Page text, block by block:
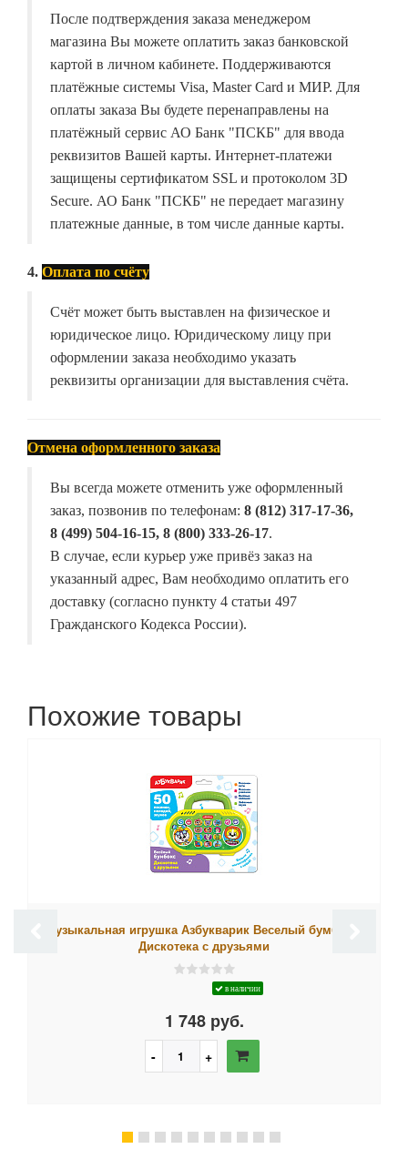
После подтверждения заказа менеджером
магазина Вы можете оплатить заказ банковской
картой в личном кабинете. Поддерживаются
платёжные системы Visa, Master Card и МИР. Для
оплаты заказа Вы будете перенаправлены на
платёжный сервис АО Банк "ПСКБ" для ввода
реквизитов Вашей карты. Интернет-платежи
защищены сертификатом SSL и протоколом 3D
Secure. АО Банк "ПСКБ" не передает магазину
платежные данные, в том числе данные карты.
4. Оплата по счёту
Счёт может быть выставлен на физическое и
юридическое лицо. Юридическому лицу при
оформлении заказа необходимо указать
реквизиты организации для выставления счёта.
Отмена оформленного заказа
Вы всегда можете отменить уже оформленный
заказ, позвонив по телефонам: 8 (812) 317-17-36,
8 (499) 504-16-15, 8 (800) 333-26-17.
В случае, если курьер уже привёз заказ на
указанный адрес, Вам необходимо оплатить его
доставку (согласно пункту 4 статьи 497
Гражданского Кодекса России).
Похожие товары
Музыкальная игрушка Азбукварик Веселый бумбокс.
Дискотека с друзьями
в наличии
1 748 руб.